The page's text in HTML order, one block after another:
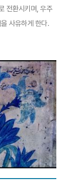
전환시키며, 우주
사유하게 한다.